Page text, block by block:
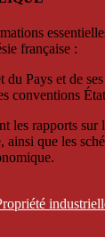
française :
Pays et de
conventions
les rapports sur
ainsi que les